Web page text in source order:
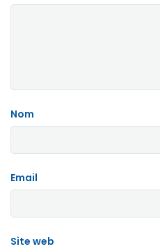
Nom
Email
Site web